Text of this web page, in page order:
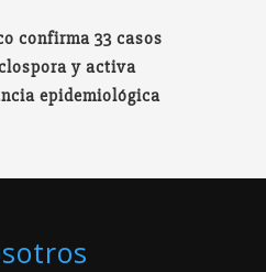
confirma 33 casos
y activa
epidemiológica